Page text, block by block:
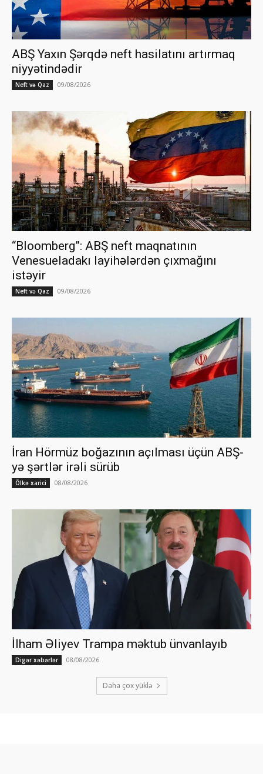
ABŞ Yaxın Şərqdə neft hasilatını artırmaq
niyyətindədir
Neft və Qaz 09/08/2026
“Bloomberg”: ABŞ neft maqnatının
Venesueladakı layihələrdən çıxmağını
istəyir
Neft və Qaz 09/08/2026
İran Hörmüz boğazının açılması üçün ABŞ-
yə şərtlər irəli sürüb
Ölkə xarici 08/08/2026
İlham Əliyev Trampa məktub ünvanlayıb
Digər xəbərlər 08/08/2026
Daha çox yüklə